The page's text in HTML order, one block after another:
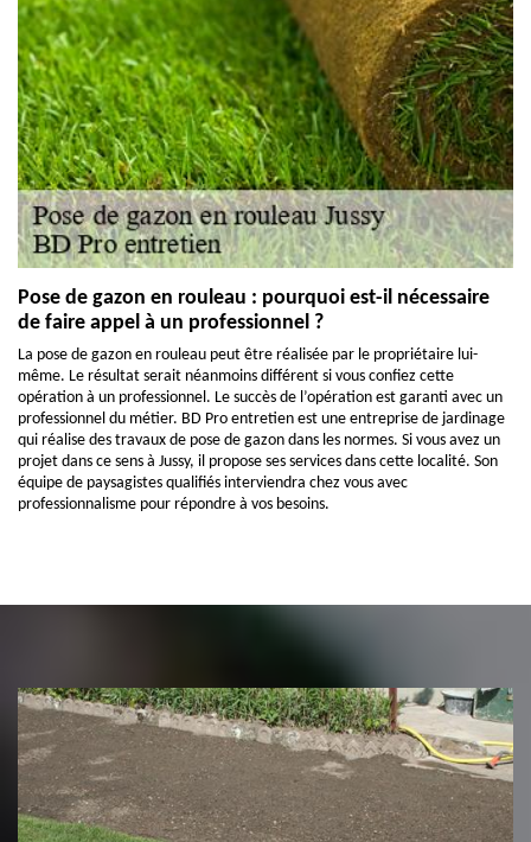
Pose de gazon en rouleau : pourquoi est-il nécessaire
de faire appel à un professionnel ?
La pose de gazon en rouleau peut être réalisée par le propriétaire lui-
même. Le résultat serait néanmoins différent si vous confiez cette
opération à un professionnel. Le succès de l’opération est garanti avec un
professionnel du métier. BD Pro entretien est une entreprise de jardinage
qui réalise des travaux de pose de gazon dans les normes. Si vous avez un
projet dans ce sens à Jussy, il propose ses services dans cette localité. Son
équipe de paysagistes qualifiés interviendra chez vous avec
professionnalisme pour répondre à vos besoins.